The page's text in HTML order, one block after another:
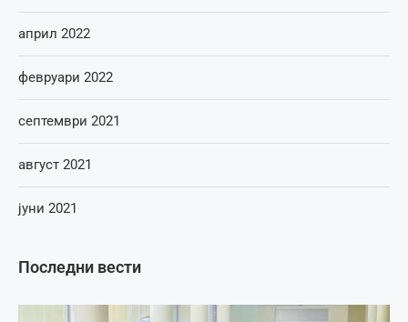
Последни вести
април 2022
февруари 2022
септември 2021
август 2021
јуни 2021